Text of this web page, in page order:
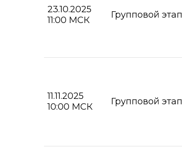
23.10.2025
11:00 МСК
Групповой этап
11.11.2025
10:00 МСК
Групповой этап